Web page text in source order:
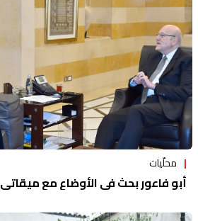
محلّيات
أبو فاعور بحث في الأوضاع مع ميقاتي